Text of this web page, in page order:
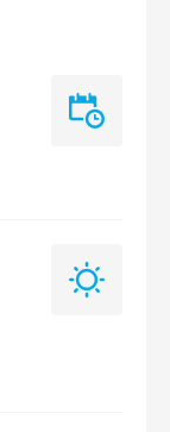
Last
Leto